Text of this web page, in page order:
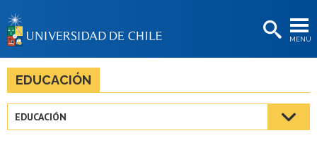
MENÚ
BIBLIOTECAS
Estudiantes
EDUCACIÓN
EDUCACIÓN